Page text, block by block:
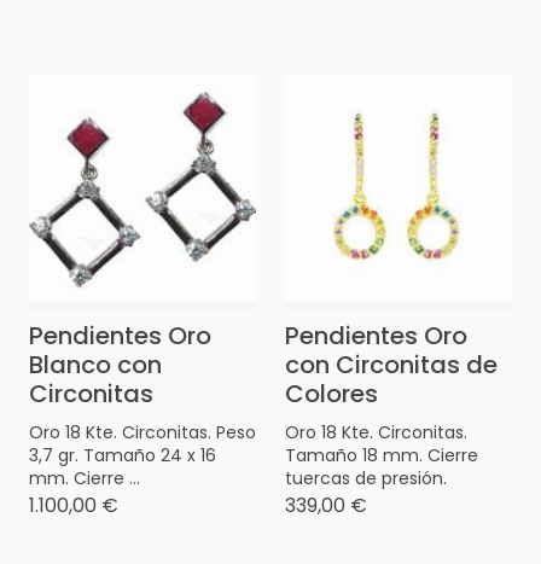
Pendientes Oro
Blanco con
Circonitas
Oro 18 Kte. Circonitas. Peso
3,7 gr. Tamaño 24 x 16
mm. Cierre ...
1.100,00 €
Pendientes Oro
con Circonitas de
Colores
Oro 18 Kte. Circonitas.
Tamaño 18 mm. Cierre
tuercas de presión.
339,00 €